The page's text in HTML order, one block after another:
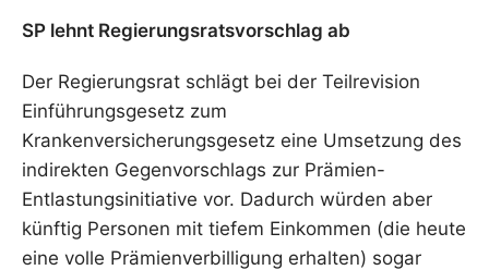
SP lehnt Regierungsratsvorschlag ab
Der Regierungsrat schlägt bei der Teilrevision
Einführungsgesetz zum
Krankenversicherungsgesetz eine Umsetzung des
indirekten Gegenvorschlags zur Prämien-
Entlastungsinitiative vor. Dadurch würden aber
künftig Personen mit tiefem Einkommen (die heute
eine volle Prämienverbilligung erhalten) sogar